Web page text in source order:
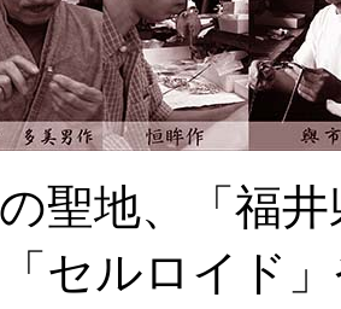
聖地、「福
セルロイド